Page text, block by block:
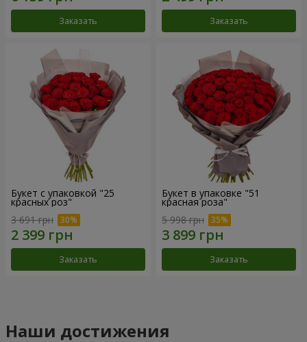
Заказать Заказать
Букет с упаковкой "25
красных роз"
3 691 грн
Заказать
Букет в упаковке "51
красная роза"
5 998 грн
Заказать
Наши достижения